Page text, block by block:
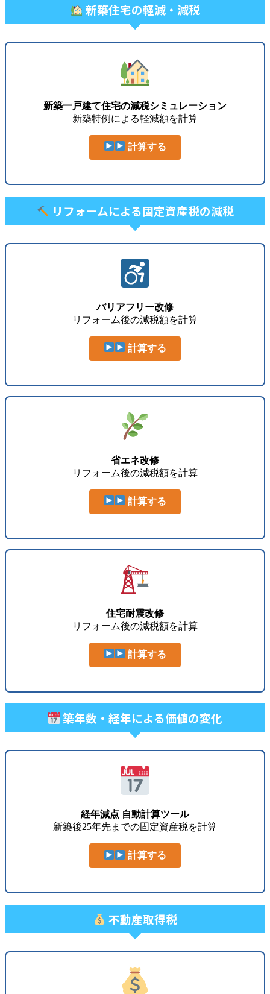
新築住宅の軽減・減税
新築一戸建て住宅の減税シミュレーション
新築特例による軽減額を計算
計算する
リフォームによる固定資産税の減税
バリアフリー改修
リフォーム後の減税額を計算
計算する
省エネ改修
リフォーム後の減税額を計算
計算する
住宅耐震改修
リフォーム後の減税額を計算
計算する
築年数・経年による価値の変化
経年減点 自動計算ツール
新築後25年先までの固定資産税を計算
計算する
不動産取得税